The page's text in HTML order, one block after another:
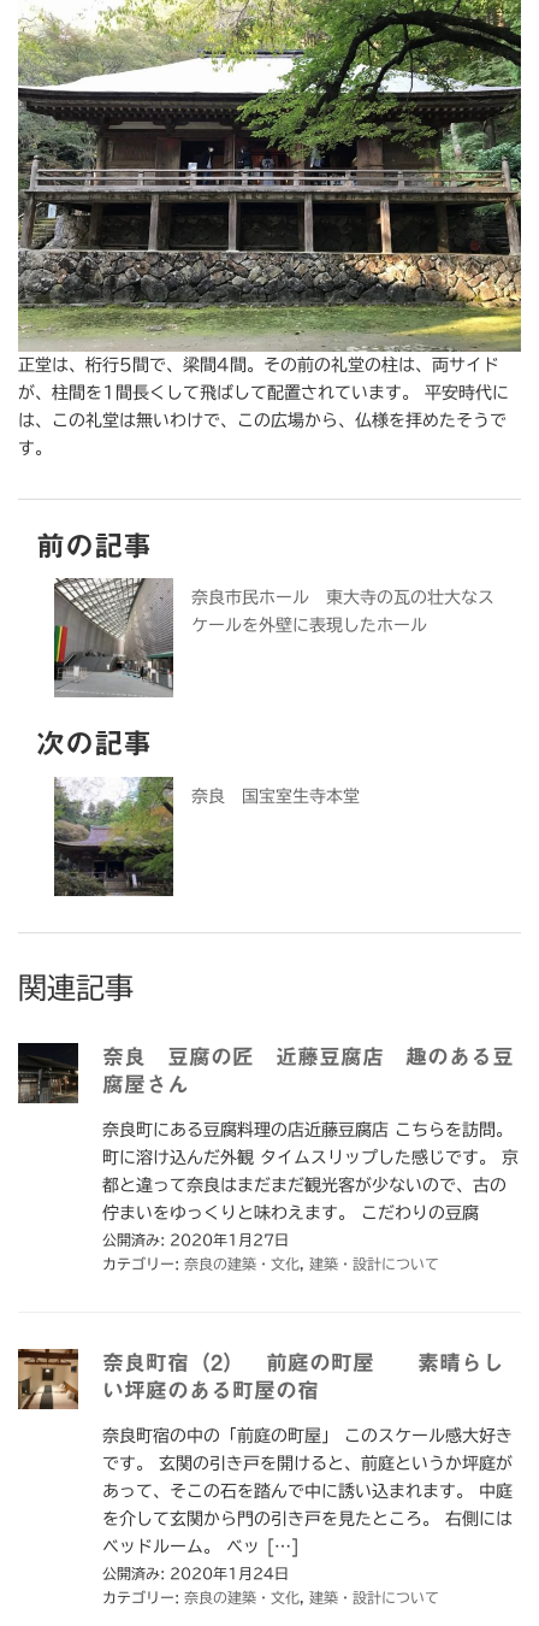
正堂は、桁行5間で、梁間4間。その前の礼堂の柱は、両サイド
が、柱間を1間長くして飛ばして配置されています。 平安時代に
は、この礼堂は無いわけで、この広場から、仏様を拝めたそうで
す。
前の記事
奈良市民ホール 東大寺の瓦の壮大なス
ケールを外壁に表現したホール
次の記事
奈良 国宝室生寺本堂
関連記事
奈良 豆腐の匠 近藤豆腐店 趣のある豆
腐屋さん
奈良町にある豆腐料理の店近藤豆腐店 こちらを訪問。
町に溶け込んだ外観 タイムスリップした感じです。 京
都と違って奈良はまだまだ観光客が少ないので、古の
佇まいをゆっくりと味わえます。 こだわりの豆腐
公開済み: 2020年1月27日
カテゴリー: 奈良の建築・文化 建築・設計について
奈良町宿（2） 前庭の町屋 素晴らし
い坪庭のある町屋の宿
奈良町宿の中の「前庭の町屋」 このスケール感大好き
です。 玄関の引き戸を開けると、前庭というか坪庭が
あって、そこの石を踏んで中に誘い込まれます。 中庭
を介して玄関から門の引き戸を見たところ。 右側には
ベッドルーム。 ベッ […]
公開済み: 2020年1月24日
カテゴリー: 奈良の建築・文化 建築・設計について